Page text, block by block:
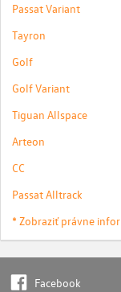
Passat Variant
Tayron
Golf
Golf Variant
Tiguan Allspace
Arteon
CC
Passat Alltrack
* Zobraziť právne
Facebook